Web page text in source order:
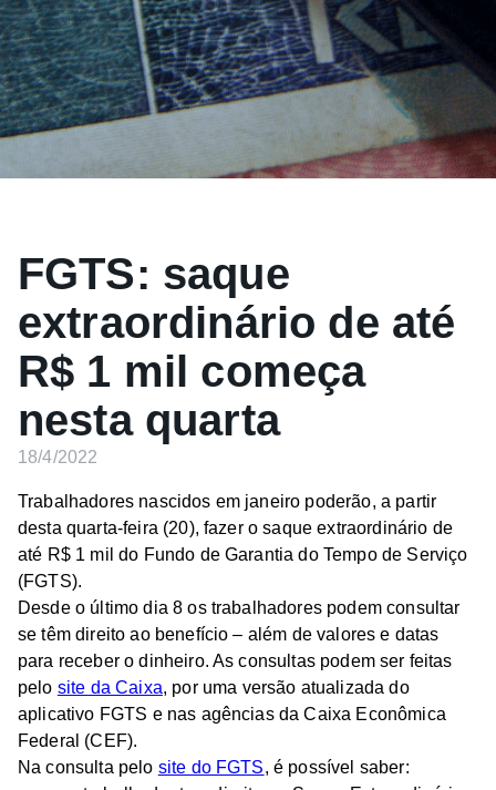
FGTS: saque
extraordinário de até
R$ 1 mil começa
nesta quarta
18/4/2022
Trabalhadores nascidos em janeiro poderão, a partir
desta quarta-feira (20), fazer o saque extraordinário de
até R$ 1 mil do Fundo de Garantia do Tempo de Serviço
(FGTS).
Desde o último dia 8 os trabalhadores podem consultar
se têm direito ao benefício – além de valores e datas
para receber o dinheiro. As consultas podem ser feitas
pelo site da Caixa, por uma versão atualizada do
aplicativo FGTS e nas agências da Caixa Econômica
Federal (CEF).
Na consulta pelo site do FGTS, é possível saber: